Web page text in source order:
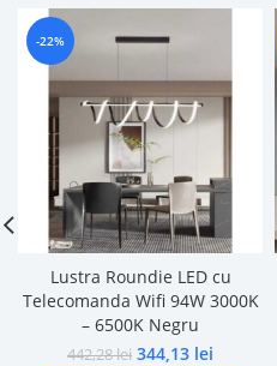
-22%
Lustra Roundie LED cu
Telecomanda Wifi 94W 3000K
– 6500K Negru
442,28lei 344,13 lei